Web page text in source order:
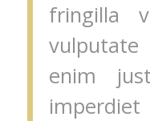
fringilla
enim